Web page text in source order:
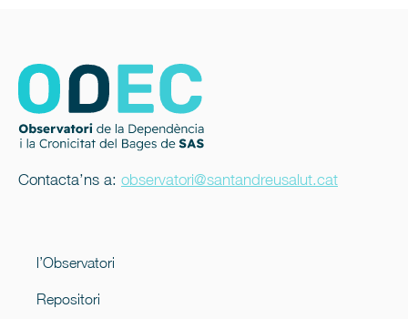
Contacta’ns a: observatori@santandreusalut.cat
l’Observatori
Repositori